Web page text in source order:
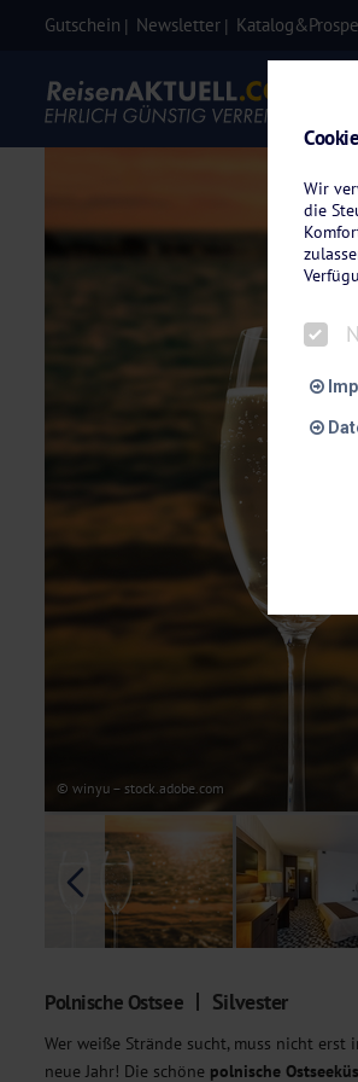
Gutschein Newsletter
© winyu – stock.adobe.com
Polnische Ostsee Silvester
Wer weiße Strände sucht, muss nicht erst
neue Jahr! Die schöne polnische
Wir
die
Um